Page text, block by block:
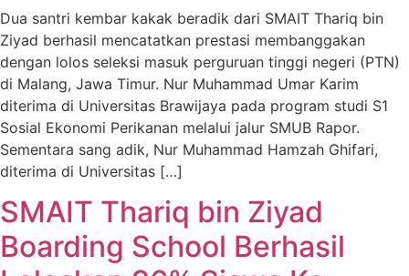
Dua santri kembar kakak beradik dari SMAIT Thariq bin
Ziyad berhasil mencatatkan prestasi membanggakan
dengan lolos seleksi masuk perguruan tinggi negeri (PTN)
di Malang, Jawa Timur. Nur Muhammad Umar Karim
diterima di Universitas Brawijaya pada program studi S1
Sosial Ekonomi Perikanan melalui jalur SMUB Rapor.
Sementara sang adik, Nur Muhammad Hamzah Ghifari,
diterima di Universitas […]
SMAIT Thariq bin Ziyad
Boarding School Berhasil